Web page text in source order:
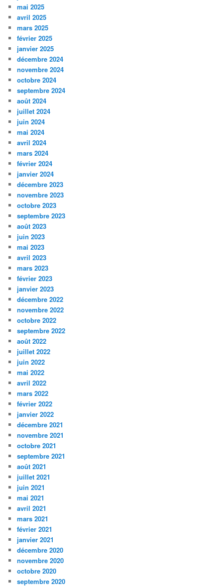
mai 2025
avril 2025
mars 2025
février 2025
janvier 2025
décembre 2024
novembre 2024
octobre 2024
septembre 2024
août 2024
juillet 2024
juin 2024
mai 2024
avril 2024
mars 2024
février 2024
janvier 2024
décembre 2023
novembre 2023
octobre 2023
septembre 2023
août 2023
juin 2023
mai 2023
avril 2023
mars 2023
février 2023
janvier 2023
décembre 2022
novembre 2022
octobre 2022
septembre 2022
août 2022
juillet 2022
juin 2022
mai 2022
avril 2022
mars 2022
février 2022
janvier 2022
décembre 2021
novembre 2021
octobre 2021
septembre 2021
août 2021
juillet 2021
juin 2021
mai 2021
avril 2021
mars 2021
février 2021
janvier 2021
décembre 2020
novembre 2020
octobre 2020
septembre 2020